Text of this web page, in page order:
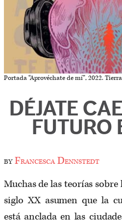
Portada “Aprovéchate de mí”, 2022.
DÉJATE
FUTURO
byFrancesca Dennstedt
Muchas de las teorías
siglo XX asumen que la
está anclada en las